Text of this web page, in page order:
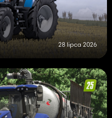
28 lipca 2026